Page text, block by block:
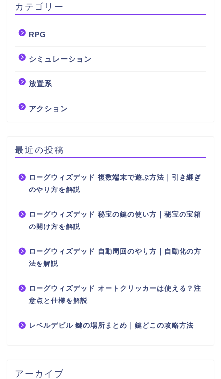
カテゴリー
RPG
シミュレーション
放置系
アクション
最近の投稿
ローグウィズデッド 複数端末で遊ぶ方法｜引き継ぎ
のやり方を解説
ローグウィズデッド 秘宝の鍵の使い方｜秘宝の宝箱
の開け方を解説
ローグウィズデッド 自動周回のやり方｜自動化の方
法を解説
ローグウィズデッド オートクリッカーは使える？注
意点と仕様を解説
レベルデビル 鍵の場所まとめ｜鍵どこの攻略方法
アーカイブ